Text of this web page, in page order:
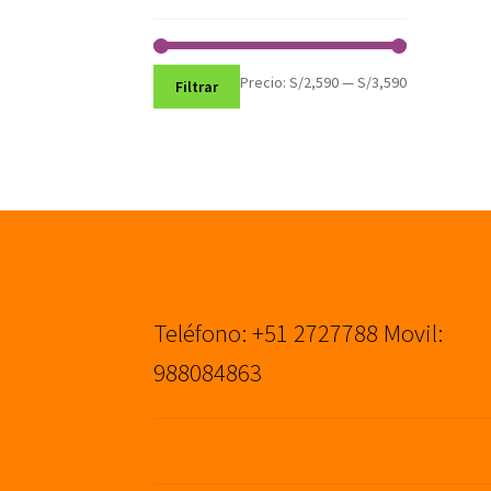
Precio
Precio
Filtrar Precio:S/2,590—S/3,590
Teléfono: +51 2727788 Movil:
988084863